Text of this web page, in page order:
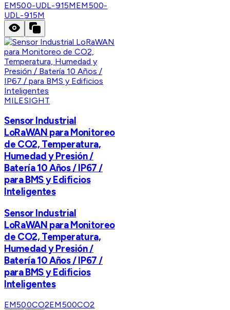
EM500-UDL-915MEM500-
UDL-915M
MILESIGHT
Sensor Industrial
LoRaWAN para Monitoreo
de CO2, Temperatura,
Humedad y Presión /
Batería 10 Años / IP67 /
para BMS y Edificios
Inteligentes
Sensor Industrial
LoRaWAN para Monitoreo
de CO2, Temperatura,
Humedad y Presión /
Batería 10 Años / IP67 /
para BMS y Edificios
Inteligentes
EM500CO2EM500CO2